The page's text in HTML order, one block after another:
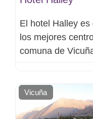
El hotel Halley
los mejores
comuna de
Vicuña